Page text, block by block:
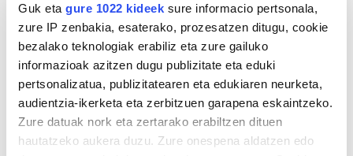
Guk eta gure 1022 kideek sure informacio pertsonala,
zure IP zenbakia, esaterako, prozesatzen ditugu, cookie
bezalako teknologiak erabiliz eta zure gailuko
informazioak azitzen dugu publizitate eta eduki
pertsonalizatua, publizitatearen eta edukiaren neurketa,
audientzia-ikerketa eta zerbitzuen garapena eskaintzeko.
Zure datuak nork eta zertarako erabiltzen dituen
hautatzeko aukera duzu. Zure onespena aldatzen edo